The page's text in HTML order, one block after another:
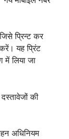
प्रिन्ट कर
यह प्रिंट
लिया जा
की
अधिनियम